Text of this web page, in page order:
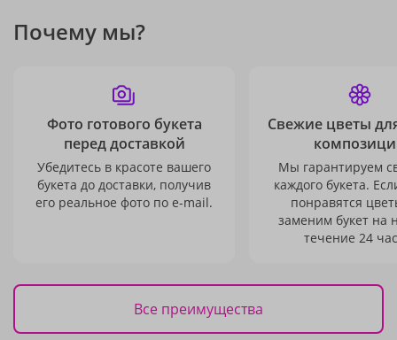
Почему мы?
Фото готового букета
перед доставкой
Убедитесь в красоте вашего
букета до доставки, получив
его реальное фото по e-mail.
Свежие цветы
Мы гарантируем
каждого букета.
понравятся
заменим букет на
течение 24
Все преимущества